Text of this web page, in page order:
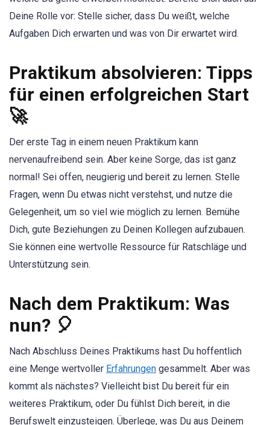
Deine Rolle vor: Stelle sicher, dass Du weißt, welche
Aufgaben Dich erwarten und was von Dir erwartet wird.
Praktikum absolvieren: Tipps
für einen erfolgreichen Start
🚀
Der erste Tag in einem neuen Praktikum kann
nervenaufreibend sein. Aber keine Sorge, das ist ganz
normal! Sei offen, neugierig und bereit zu lernen. Stelle
Fragen, wenn Du etwas nicht verstehst, und nutze die
Gelegenheit, um so viel wie möglich zu lernen. Bemühe
Dich, gute Beziehungen zu Deinen Kollegen aufzubauen.
Sie können eine wertvolle Ressource für Ratschläge und
Unterstützung sein.
Nach dem Praktikum: Was
nun? 🎈
Nach Abschluss Deines Praktikums hast Du hoffentlich
eine Menge wertvoller Erfahrungen gesammelt. Aber was
kommt als nächstes? Vielleicht bist Du bereit für ein
weiteres Praktikum, oder Du fühlst Dich bereit, in die
Berufswelt einzusteigen. Überlege, was Du aus Deinem